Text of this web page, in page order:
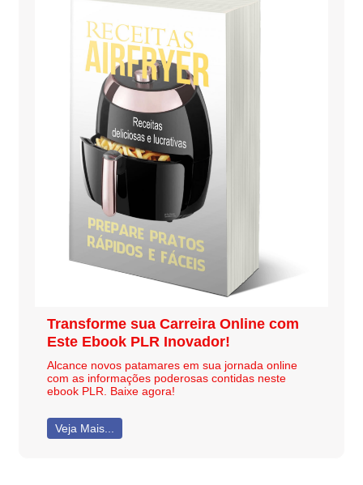
Transforme sua Carreira Online com
Este Ebook PLR Inovador!
Alcance novos patamares em sua jornada online
com as informações poderosas contidas neste
ebook PLR. Baixe agora!
Veja Mais...